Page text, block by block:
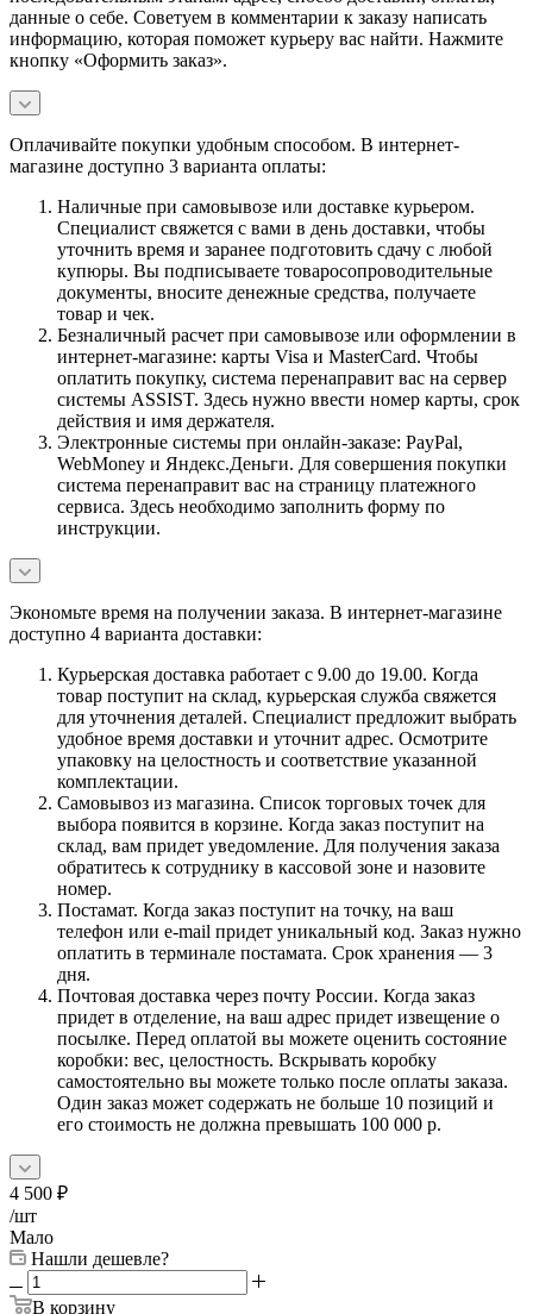
данные о себе. Советуем в комментарии к заказу написать
информацию, которая поможет курьеру вас найти. Нажмите
кнопку «Оформить заказ».
Оплачивайте покупки удобным способом. В интернет-
магазине доступно 3 варианта оплаты:
Наличные при самовывозе или доставке курьером.
Специалист свяжется с вами в день доставки, чтобы
уточнить время и заранее подготовить сдачу с любой
купюры. Вы подписываете товаросопроводительные
документы, вносите денежные средства, получаете
товар и чек.
Безналичный расчет при самовывозе или оформлении в
интернет-магазине: карты Visa и MasterCard. Чтобы
оплатить покупку, система перенаправит вас на сервер
системы ASSIST. Здесь нужно ввести номер карты, срок
действия и имя держателя.
Электронные системы при онлайн-заказе: PayPal,
WebMoney и Яндекс.Деньги. Для совершения покупки
система перенаправит вас на страницу платежного
сервиса. Здесь необходимо заполнить форму по
инструкции.
Экономьте время на получении заказа. В интернет-магазине
доступно 4 варианта доставки:
Курьерская доставка работает с 9.00 до 19.00. Когда
товар поступит на склад, курьерская служба свяжется
для уточнения деталей. Специалист предложит выбрать
удобное время доставки и уточнит адрес. Осмотрите
упаковку на целостность и соответствие указанной
комплектации.
Самовывоз из магазина. Список торговых точек для
выбора появится в корзине. Когда заказ поступит на
склад, вам придет уведомление. Для получения заказа
обратитесь к сотруднику в кассовой зоне и назовите
номер.
Постамат. Когда заказ поступит на точку, на ваш
телефон или e-mail придет уникальный код. Заказ нужно
оплатить в терминале постамата. Срок хранения — 3
дня.
Почтовая доставка через почту России. Когда заказ
придет в отделение, на ваш адрес придет извещение о
посылке. Перед оплатой вы можете оценить состояние
коробки: вес, целостность. Вскрывать коробку
самостоятельно вы можете только после оплаты заказа.
Один заказ может содержать не больше 10 позиций и
его стоимость не должна превышать 100 000 р.
4 500 ₽
/шт
Мало
Нашли дешевле?
В корзину